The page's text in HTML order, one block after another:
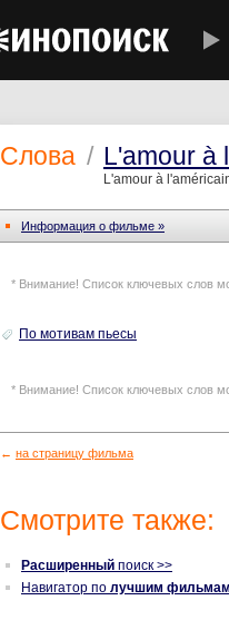
Слова / L'amour à
L'amour à
Информация o фильме »
* Внимание! Список ключевых слов
По мотивам пьесы
* Внимание! Список ключевых слов
← на страницу фильма
Смотрите также:
Расширенный поиск >>
Навигатор по лучшим фильмам